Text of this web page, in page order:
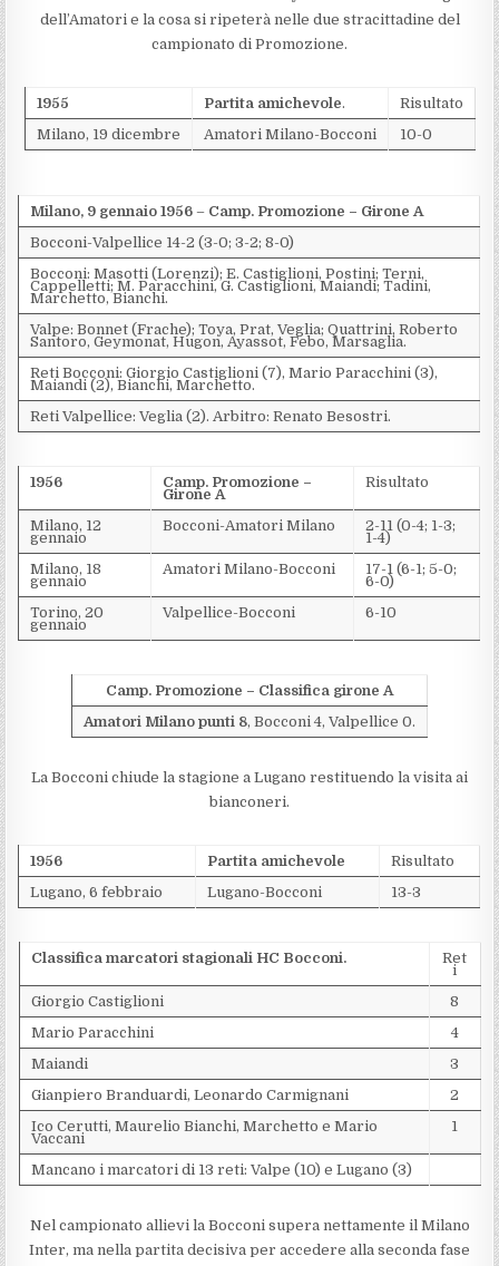
dell’Amatori e la cosa si ripeterà nelle due stracittadine del
campionato di Promozione.
1955 Partita amichevole.
Risultato
Milano, 19 dicembre
Amatori Milano-Bocconi 10-0
Milano, 9 gennaio 1956 – Camp. Promozione – Girone A
Bocconi-Valpellice 14-2 (3-0; 3-2; 8-0)
Bocconi: Masotti (Lorenzi); E. Castiglioni, Postini; Terni,
Cappelletti; M. Paracchini, G. Castiglioni, Maiandi; Tadini,
Marchetto, Bianchi.
Valpe: Bonnet (Frache); Toya, Prat, Veglia; Quattrini, Roberto
Santoro, Geymonat, Hugon, Ayassot, Febo, Marsaglia.
Reti Bocconi: Giorgio Castiglioni (7), Mario Paracchini (3),
Maiandi (2), Bianchi, Marchetto.
Reti Valpellice: Veglia (2). Arbitro: Renato Besostri.
1956 Camp. Promozione –
Girone A
Risultato
Milano, 12
gennaio
Bocconi-Amatori Milano 2-11 (0-4; 1-3;
1-4)
Milano, 18
gennaio
Amatori Milano-Bocconi 17-1 (6-1; 5-0;
6-0)
Torino, 20
gennaio
Valpellice-Bocconi 6-10
Camp. Promozione – Classifica girone A
Amatori Milano punti 8, Bocconi 4, Valpellice 0.
La Bocconi chiude la stagione a Lugano restituendo la visita ai
bianconeri.
1956 Partita amichevole
Risultato
Lugano, 6 febbraio
Lugano-Bocconi 13-3
Classifica marcatori stagionali HC Bocconi. Ret
i
Giorgio Castiglioni
8
Mario Paracchini
4
Maiandi
3
Gianpiero Branduardi, Leonardo Carmignani
2
Ico Cerutti, Maurelio Bianchi, Marchetto e Mario
Vaccani
1
Mancano i marcatori di 13 reti: Valpe (10) e Lugano (3)
Nel campionato allievi la Bocconi supera nettamente il Milano
Inter, ma nella partita decisiva per accedere alla seconda fase